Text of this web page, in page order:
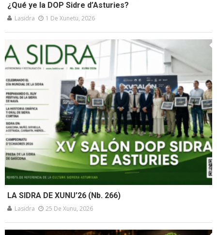
¿Qué ye la DOP Sidre d’Asturies?
Lasidra 1 De Xunetu, 2026
LA SIDRA DE XUNU’26 (Nb. 266)
Lasidra 25 De Xunu, 2026